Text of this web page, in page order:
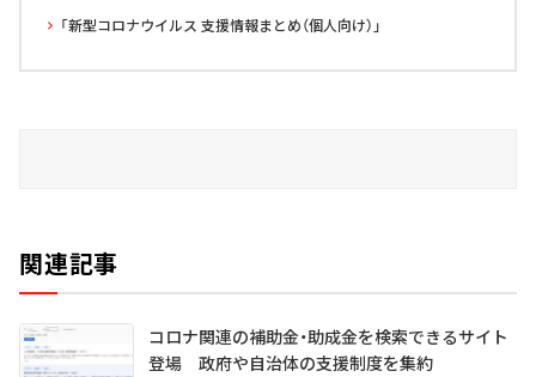
「新型コロナウイルス 支援情報まとめ（個人向け）」
関連記事
コロナ関連の補助金・助成金を検索できるサイト
登場 政府や自治体の支援制度を集約